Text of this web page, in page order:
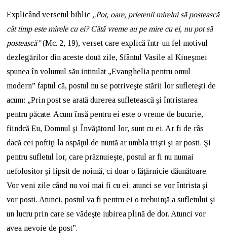
Explicând versetul biblic „Pot, oare, prietenii mirelui să postească
cât timp este mirele cu ei? Câtă vreme au pe mire cu ei, nu pot să
postească”(Mc. 2, 19), verset care explică într-un fel motivul
dezlegărilor din aceste două zile, Sfântul Vasile al Kineşmei
spunea în volumul său intitulat „Evanghelia pentru omul
modern” faptul că, postul nu se potriveşte stării lor sufleteşti de
acum: „Prin post se arată durerea sufletească şi întristarea
pentru păcate. Acum însă pentru ei este o vreme de bucurie,
fiindcă Eu, Domnul şi Învăţătorul lor, sunt cu ei. Ar fi de râs
dacă cei poftiţi la ospăţul de nuntă ar umbla trişti şi ar posti. Şi
pentru sufletul lor, care prăznuieşte, postul ar fi nu numai
nefolositor şi lipsit de noimă, ci doar o făţărnicie dăunătoare.
Vor veni zile când nu voi mai fi cu ei: atunci se vor întrista şi
vor posti. Atunci, postul va fi pentru ei o trebuinţă a sufletului şi
un lucru prin care se vădeşte iubirea plină de dor. Atunci vor
avea nevoie de post”.